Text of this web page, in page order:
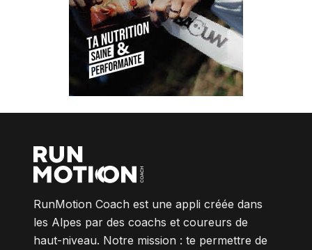
RunMotion Coach est une appli créée dans
les Alpes par des coachs et coureurs de
haut-niveau. Notre mission : te permettre de